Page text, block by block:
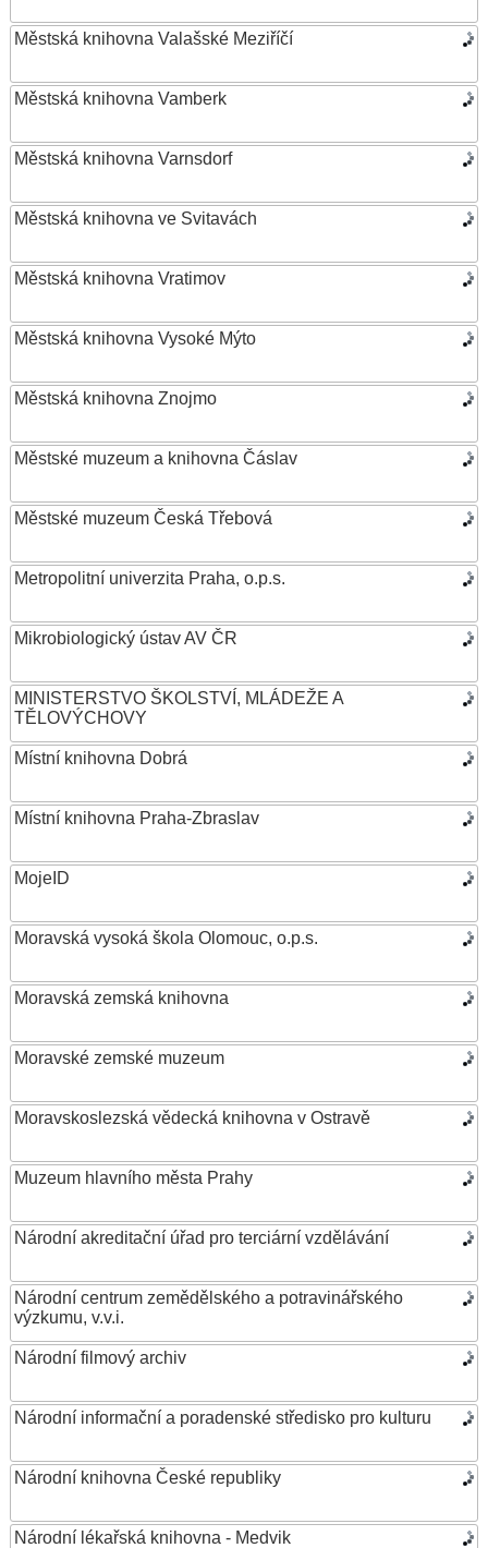
Městská knihovna Valašské Meziříčí
Městská knihovna Vamberk
Městská knihovna Varnsdorf
Městská knihovna ve Svitavách
Městská knihovna Vratimov
Městská knihovna Vysoké Mýto
Městská knihovna Znojmo
Městské muzeum a knihovna Čáslav
Městské muzeum Česká Třebová
Metropolitní univerzita Praha, o.p.s.
Mikrobiologický ústav AV ČR
MINISTERSTVO ŠKOLSTVÍ, MLÁDEŽE A
TĚLOVÝCHOVY
Místní knihovna Dobrá
Místní knihovna Praha-Zbraslav
MojeID
Moravská vysoká škola Olomouc, o.p.s.
Moravská zemská knihovna
Moravské zemské muzeum
Moravskoslezská vědecká knihovna v Ostravě
Muzeum hlavního města Prahy
Národní akreditační úřad pro terciární vzdělávání
Národní centrum zemědělského a potravinářského
výzkumu, v.v.i.
Národní filmový archiv
Národní informační a poradenské středisko pro kulturu
Národní knihovna České republiky
Národní lékařská knihovna - Medvik